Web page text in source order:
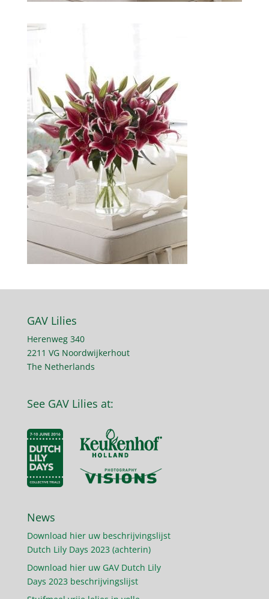
GAV Lilies
Herenweg 340
2211 VG Noordwijkerhout
The Netherlands
See GAV Lilies at:
News
Download hier uw beschrijvingslijst
Dutch Lily Days 2023 (achterin)
Download hier uw GAV Dutch Lily
Days 2023 beschrijvingslijst